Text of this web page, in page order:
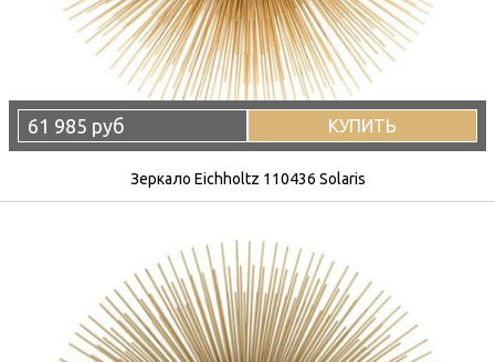
61 985 руб КУПИТЬ
Зеркало Eichholtz 110436 Solaris